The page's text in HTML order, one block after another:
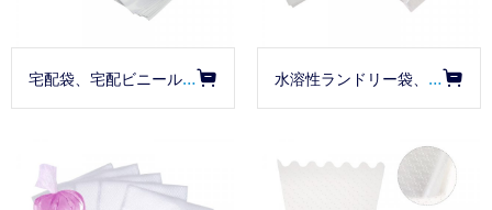
宅配袋、宅配ビニール袋、共押しPE袋 水溶性ランドリー袋、水可溶性、高温水溶性、PVA